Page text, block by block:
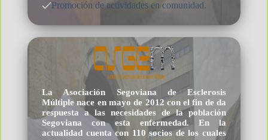
Promoción de actividades en comunidad.
La Asociación Segoviana de Esclerosis
Múltiple nace en mayo de 2012 con el fin de da
respuesta a las necesidades de la población
Segoviana con esta enfermedad. En la
actualidad cuenta con 110 socios de los cuales